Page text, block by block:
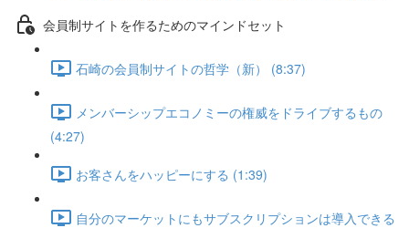
会員制サイトを作るためのマインドセット
石崎の会員制サイトの哲学（新） (8:37)
メンバーシップエコノミーの権威をドライブするもの
(4:27)
お客さんをハッピーにする (1:39)
自分のマーケットにもサブスクリプションは導入できる